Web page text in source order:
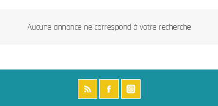
Aucune annonce ne correspond à votre recherche